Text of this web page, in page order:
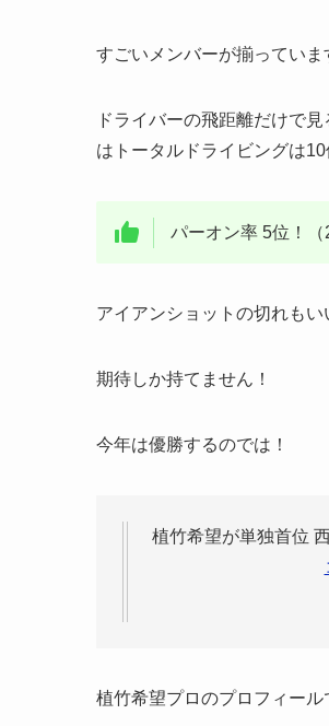
すごいメンバーが揃っていま
ドライバーの飛距離だけで
はトータルドライビングは10
パーオン率 5位！（
アイアンショットの切れもい
期待しか持てません！
今年は優勝するのでは！
植竹希望が単独首位
植竹希望プロのプロフィール